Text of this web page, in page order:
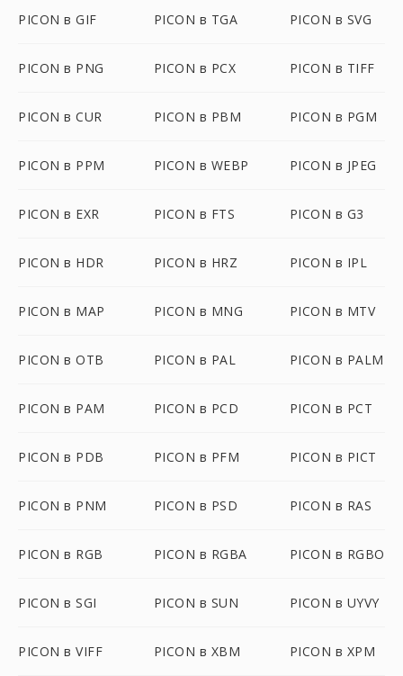
PICON в GIF PICON в TGA PICON в SVG
PICON в PNG PICON в PCX PICON в TIFF
PICON в CUR PICON в PBM PICON в PGM
PICON в PPM PICON в WEBP PICON в JPEG
PICON в EXR PICON в FTS PICON в G3
PICON в HDR PICON в HRZ PICON в IPL
PICON в MAP PICON в MNG PICON в MTV
PICON в OTB PICON в PAL PICON в PALM
PICON в PAM PICON в PCD PICON в PCT
PICON в PDB PICON в PFM PICON в PICT
PICON в PNM PICON в PSD PICON в RAS
PICON в RGB PICON в RGBA PICON в RGBO
PICON в SGI PICON в SUN PICON в UYVY
PICON в VIFF PICON в XBM PICON в XPM